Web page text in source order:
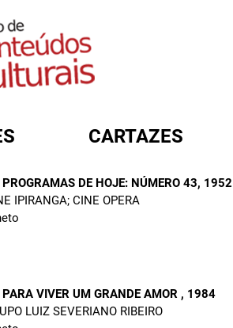
CARTAZES
PROGRAMAS DE HOJE: NÚMERO 43, 1952
IPIRANGA; CINE OPERA
PARA VIVER UM GRANDE AMOR , 1984
LUIZ SEVERIANO RIBEIRO
DE BUSCA